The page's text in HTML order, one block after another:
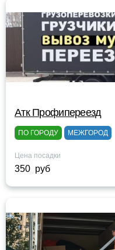
Атк Профипереезд
ПО ГОРОДУ МЕЖГОРОД
Цена посадки
350 руб